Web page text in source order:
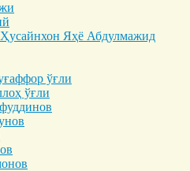
Яҳё Абдулмажид
ўғли
ўғли